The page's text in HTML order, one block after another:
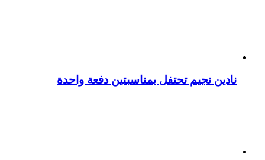
نادين نجيم تحتفل بمناسبتين دفعة واحدة